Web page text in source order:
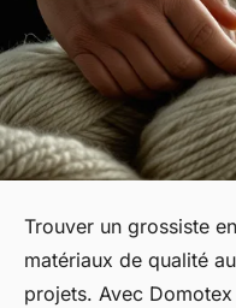
Trouver un grossiste
matériaux de qualité
projets. Avec